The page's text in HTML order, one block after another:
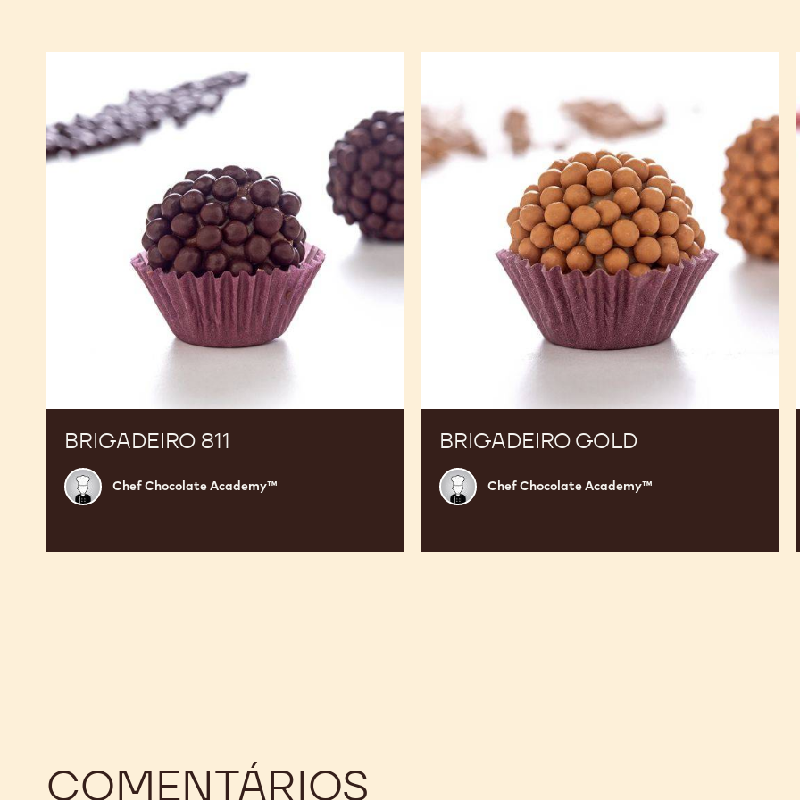
BRIGADEIRO 811
Chef
Chocolate
Chef Chocolate Academy™
BRIGADEIRO GOLD
Chef
Chocolate
Chef Chocolate Academy™
COMENTÁRIOS